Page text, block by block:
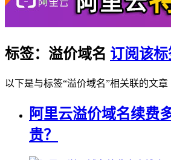
标签：溢价域名 订阅该
以下是与标签“溢价域名”相关联的文章
阿里云溢价域名续费
贵？